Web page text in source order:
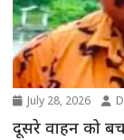
July 28, 2026
दूसरे वाहन को